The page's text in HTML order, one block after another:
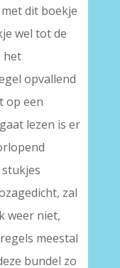
dit boekje
wel tot de
het
opvallend
op een
lezen is er
zal
weer niet,
meestal
bundel zo